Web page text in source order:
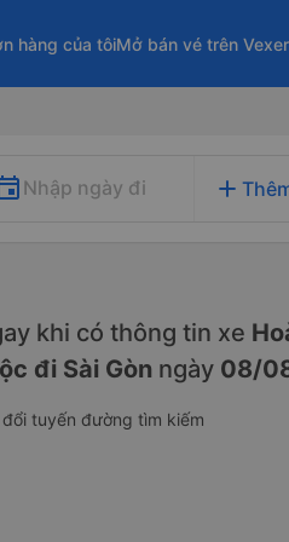
hàng của tôiMở bán vé trên
Nhập ngày đi add
khi có thông tin xe
đi Sài Gòn ngày 08/
tuyến đường tìm kiếm